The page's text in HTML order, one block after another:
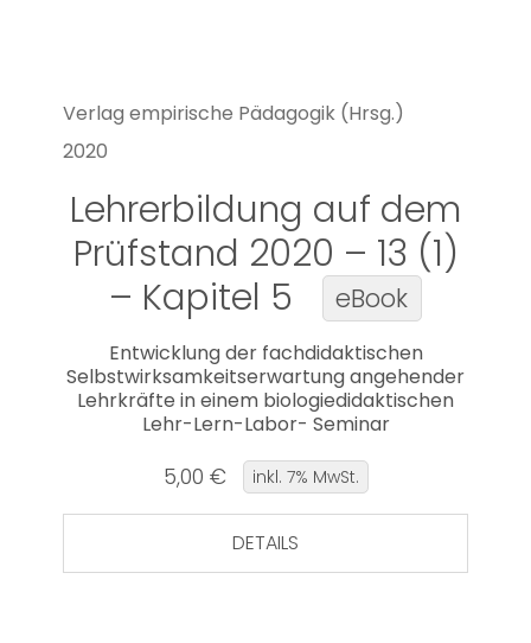
Verlag empirische Pädagogik (Hrsg.)
2020
Lehrerbildung auf dem
Prüfstand 2020 – 13 (1)
– Kapitel 5
eBook
Entwicklung der fachdidaktischen
Selbstwirksamkeitserwartung angehender
Lehrkräfte in einem biologiedidaktischen
Lehr-Lern-Labor- Seminar
5,00 € inkl. 7% MwSt.
DETAILS